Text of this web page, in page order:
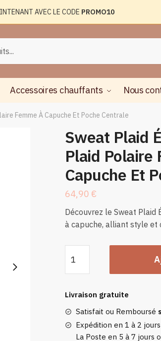
AVEC LE CODE PROMO10
Accessoires chauffants Nous
Femme À Capuche Et Poche Centrale
Sweat Plaid
Plaid Polaire
Capuche Et
64,90 €
Découvrez le Sweat Plaid
à capuche, alliant style et
de
Sweat
Écossais
-
Pull
Plaid
Livraison gratuite
Satisfait ou Remboursé
Expédition en 1 à 2
La Poste en 5 à 7 jours